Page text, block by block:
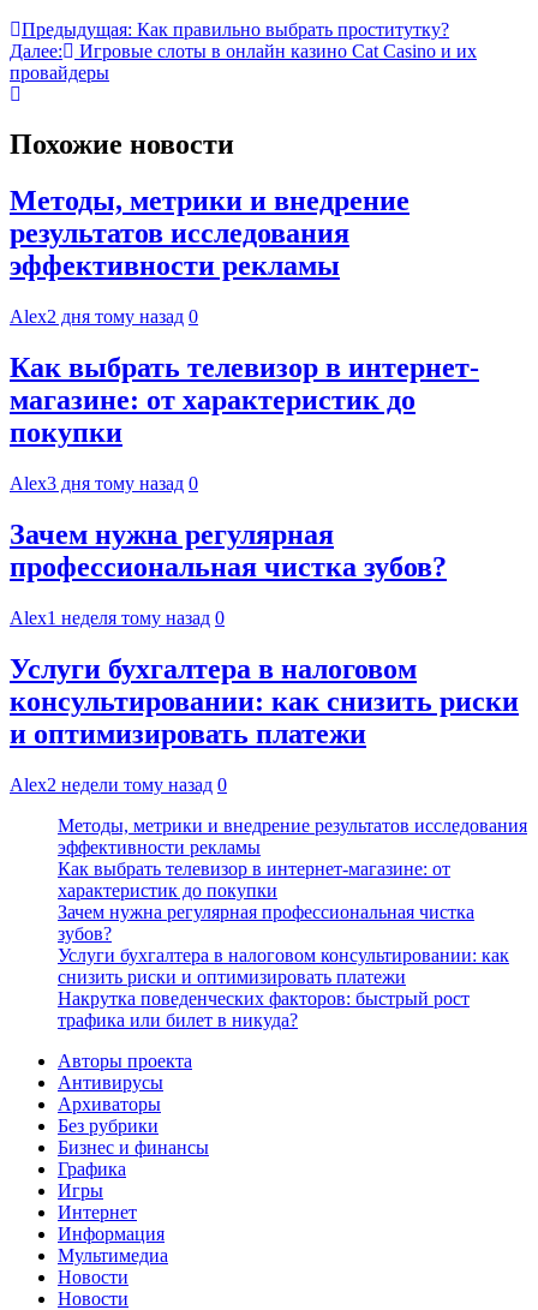
Навигация
по
записям
Предыдущая: Как правильно выбрать проститутку?
Далее:
Игровые слоты в онлайн казино Cat Casino и их
провайдеры
Похожие новости
Методы, метрики и внедрение
результатов исследования
эффективности рекламы
Alex2 дня тому назад 0
Как выбрать телевизор в интернет-
магазине: от характеристик до
покупки
Alex3 дня тому назад 0
Зачем нужна регулярная
профессиональная чистка зубов?
Alex1 неделя тому назад 0
Услуги бухгалтера в налоговом
консультировании: как снизить риски
и оптимизировать платежи
Alex2 недели тому назад 0
Методы, метрики и внедрение результатов исследования
эффективности рекламы
Как выбрать телевизор в интернет-магазине: от
характеристик до покупки
Зачем нужна регулярная профессиональная чистка
зубов?
Услуги бухгалтера в налоговом консультировании: как
снизить риски и оптимизировать платежи
Накрутка поведенческих факторов: быстрый рост
трафика или билет в никуда?
Авторы проекта
Антивирусы
Архиваторы
Без рубрики
Бизнес и финансы
Графика
Игры
Интернет
Информация
Мультимедиа
Новости
Новости